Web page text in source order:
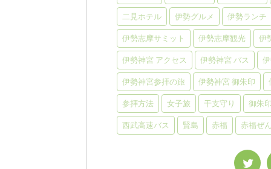
二見ホテル 伊勢グルメ 伊勢ランチ
伊勢志摩サミット 伊勢志摩観光 伊
伊勢神宮 アクセス 伊勢神宮 バス
伊勢神宮参拝の旅 伊勢神宮 御朱印
参拝方法 女子旅 干支守り 御朱
西武高速バス 賢島 赤福 赤福ぜ